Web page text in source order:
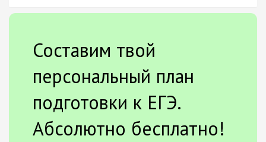
Составим твой
персональный план
подготовки к ЕГЭ.
Абсолютно бесплатно!